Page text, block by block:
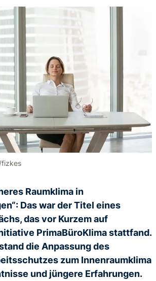
Raumklima in
Das war der Titel eines
das vor Kurzem auf
PrimaBüroKlima stattfand.
die Anpassung des
zum Innenraumklima
und jüngere Erfahrungen.